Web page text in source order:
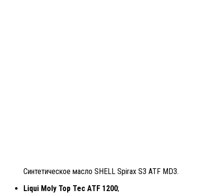
Синтетическое масло SHELL Spirax S3 ATF MD3.
Liqui Moly Top Tec ATF 1200;